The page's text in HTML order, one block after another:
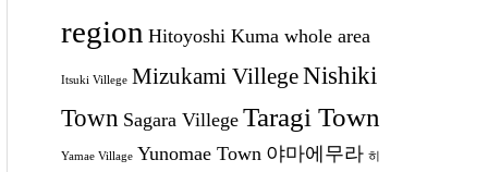
region Hitoyoshi Kuma whole area
Itsuki Villege Mizukami VillegeNishiki
Town Sagara Villege Taragi Town
Yamae Village Yunomae Town 야마에무라 히